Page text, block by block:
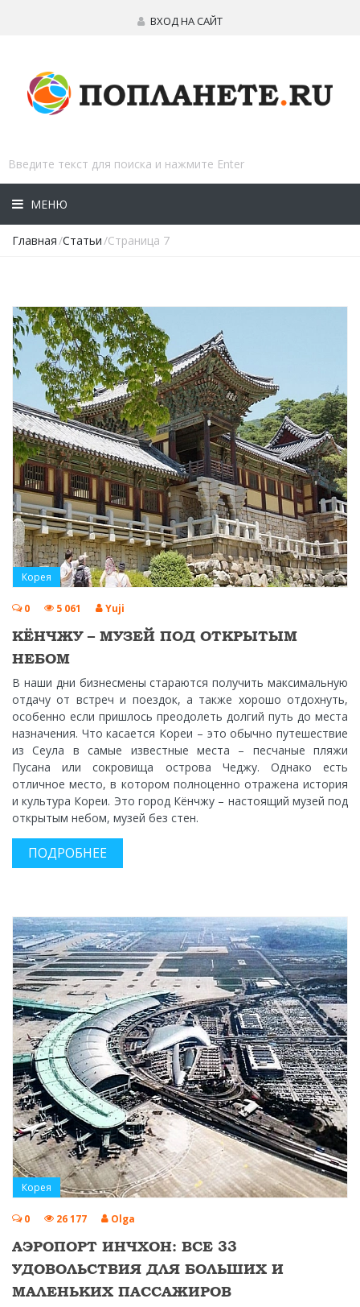
ВХОД НА САЙТ
МЕНЮ
Главная/Статьи/Страница 7
Корея
0 5 061 Yuji
КЁНЧЖУ – МУЗЕЙ ПОД ОТКРЫТЫМ
НЕБОМ
В наши дни бизнесмены стараются получить максимальную
отдачу от встреч и поездок, а также хорошо отдохнуть,
особенно если пришлось преодолеть долгий путь до места
назначения. Что касается Кореи – это обычно путешествие
из Сеула в самые известные места – песчаные пляжи
Пусана или сокровища острова Чеджу. Однако есть
отличное место, в котором полноценно отражена история
и культура Кореи. Это город Кёнчжу – настоящий музей под
открытым небом, музей без стен.
ПОДРОБНЕЕ
Корея
0 26 177 Olga
АЭРОПОРТ ИНЧХОН: ВСЕ 33
УДОВОЛЬСТВИЯ ДЛЯ БОЛЬШИХ И
МАЛЕНЬКИХ ПАССАЖИРОВ